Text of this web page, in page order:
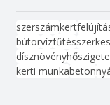
szerszámkert
bútorvízfűtés
dísznövény
kerti munkabeton